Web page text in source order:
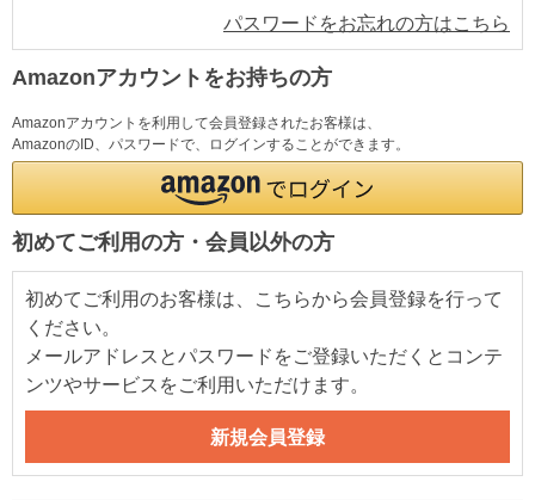
パスワードをお忘れの方はこちら
Amazonアカウントをお持ちの方
Amazonアカウントを利用して会員登録されたお客様は、
AmazonのID、パスワードで、ログインすることができます。
初めてご利用の方・会員以外の方
初めてご利用のお客様は、こちらから会員登録を行って
ください。
メールアドレスとパスワードをご登録いただくとコンテ
ンツやサービスをご利用いただけます。